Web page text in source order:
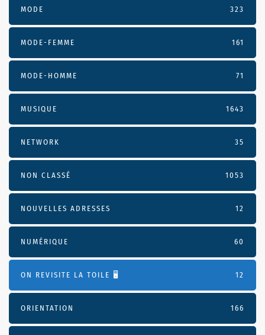
MODE 323
MODE-FEMME 161
MODE-HOMME 71
MUSIQUE 1643
NETWORK 35
NON CLASSÉ 1053
NOUVELLES ADRESSES 12
NUMÉRIQUE 60
ON REVISITE LA TOILE 🖥️ 12
ORIENTATION 166